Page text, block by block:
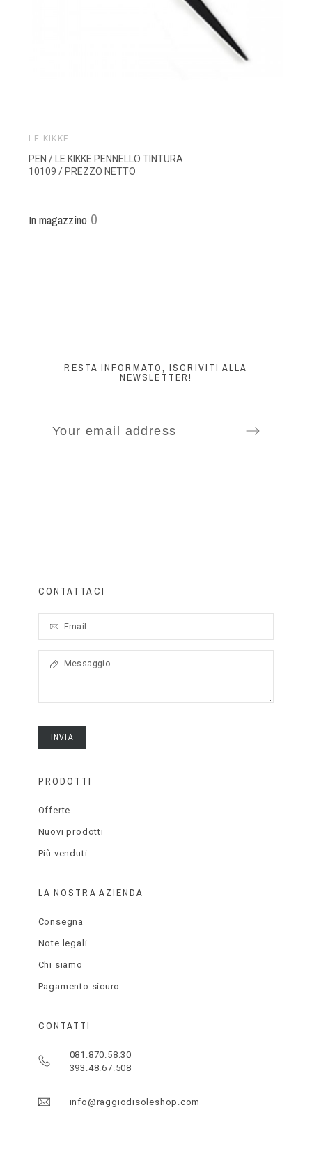
LE KIKKE
PEN / LE KIKKE PENNELLO TINTURA
10109 / PREZZO NETTO
In magazzino 0
RESTA INFORMATO, ISCRIVITI ALLA
NEWSLETTER!
CONTATTACI
INVIA
PRODOTTI
Offerte
Nuovi prodotti
Più venduti
LA NOSTRA AZIENDA
Consegna
Note legali
Chi siamo
Pagamento sicuro
CONTATTI
081.870.58.30
393.48.67.508
info@raggiodisoleshop.com